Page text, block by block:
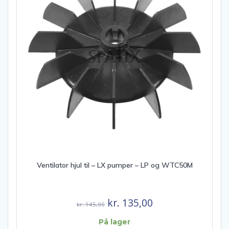
Ventilator hjul til – LX pumper – LP og WTC50M
kr.145,00 Den
oprindelige
kr. 135,00Den
På lager